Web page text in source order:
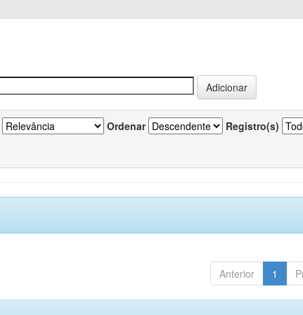
Ordenar Registro(s)
Anterior 1